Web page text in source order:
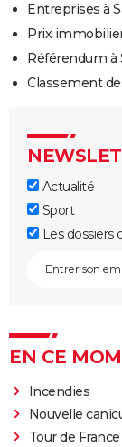
Entreprises à
Prix
Référendum à
Classement
Actualité
Sport
Les dossiers
EN CE
Incendies
Nouvelle
Tour de